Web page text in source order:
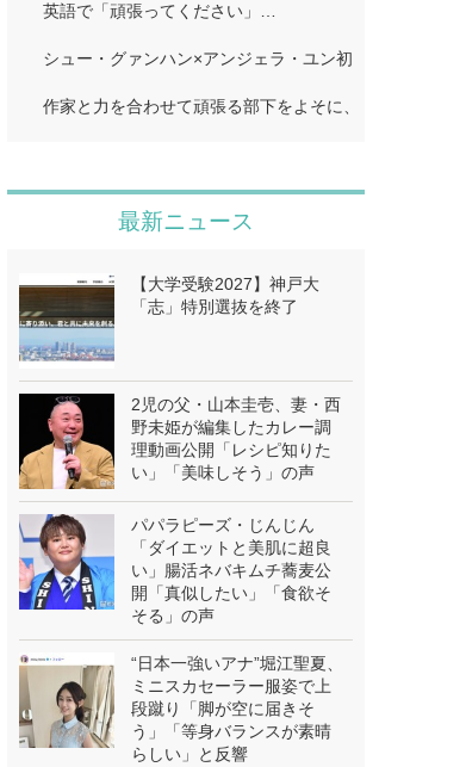
英語で「頑張ってください」…
シュー・グァンハン×アンジェラ・ユン初共演…
作家と力を合わせて頑張る部下をよそに、上司は陰で
最新ニュース
【大学受験2027】神戸大
「志」特別選抜を終了
2児の父・山本圭壱、妻・西
野未姫が編集したカレー調
理動画公開「レシピ知りた
い」「美味しそう」の声
パパラピーズ・じんじん
「ダイエットと美肌に超良
い」腸活ネバキムチ蕎麦公
開「真似したい」「食欲そ
そる」の声
“日本一強いアナ”堀江聖夏、
ミニスカセーラー服姿で上
段蹴り「脚が空に届きそ
う」「等身バランスが素晴
らしい」と反響